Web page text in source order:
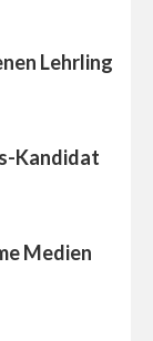
Lehrling
Kandidat
Medien